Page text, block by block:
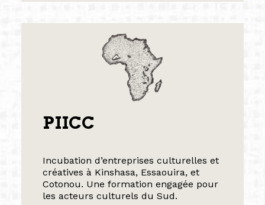
PIICC
Incubation d’entreprises culturelles et
créatives à Kinshasa, Essaouira, et
Cotonou. Une formation engagée pour
les acteurs culturels du Sud.